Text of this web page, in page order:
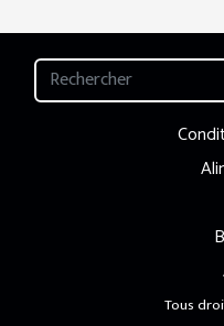
Tous